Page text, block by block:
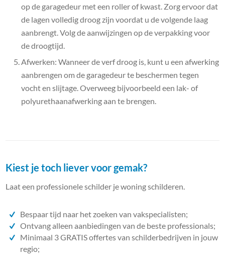
op de garagedeur met een roller of kwast. Zorg ervoor dat
de lagen volledig droog zijn voordat u de volgende laag
aanbrengt. Volg de aanwijzingen op de verpakking voor
de droogtijd.
Afwerken: Wanneer de verf droog is, kunt u een afwerking
aanbrengen om de garagedeur te beschermen tegen
vocht en slijtage. Overweeg bijvoorbeeld een lak- of
polyurethaanafwerking aan te brengen.
Kiest je toch liever voor gemak?
Laat een professionele schilder je woning schilderen.
Bespaar tijd naar het zoeken van vakspecialisten;
Ontvang alleen aanbiedingen van de beste professionals;
Minimaal 3 GRATIS offertes van schilderbedrijven in jouw
regio;